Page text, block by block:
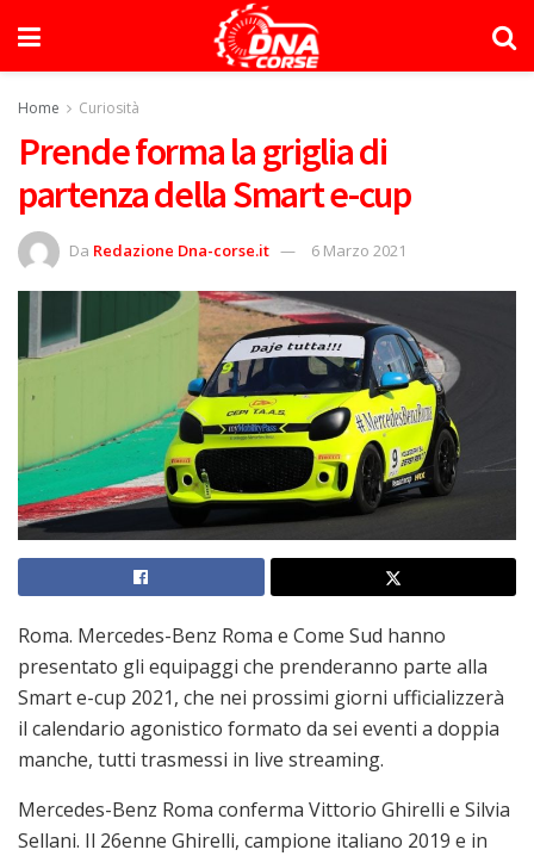
Home Curiosità
Prende forma la griglia di
partenza della Smart e-cup
Da Redazione Dna-corse.it 6 Marzo 2021
Roma. Mercedes-Benz Roma e Come Sud hanno
presentato gli equipaggi che prenderanno parte alla
Smart e-cup 2021, che nei prossimi giorni ufficializzerà
il calendario agonistico formato da sei eventi a doppia
manche, tutti trasmessi in live streaming.
Mercedes-Benz Roma conferma Vittorio Ghirelli e Silvia
Sellani. Il 26enne Ghirelli, campione italiano 2019 e in